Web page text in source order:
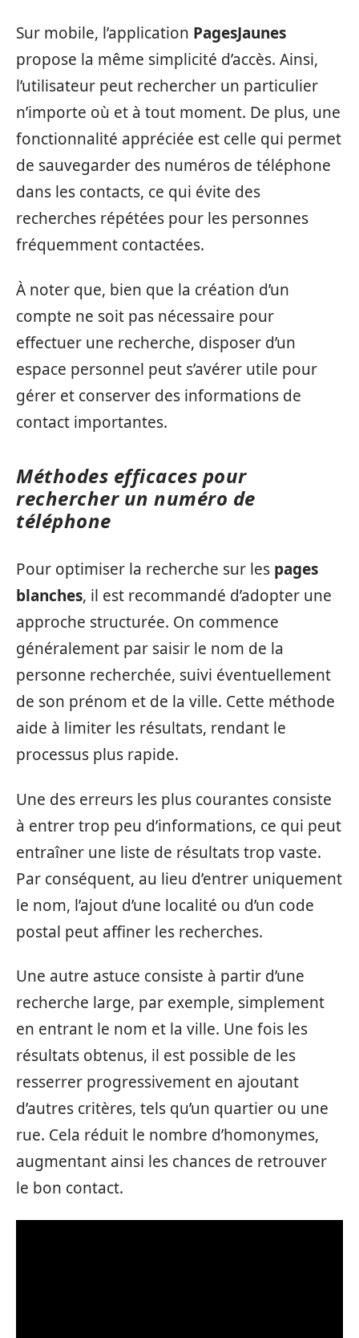
Sur mobile, l’application PagesJaunes
propose la même simplicité d’accès. Ainsi,
l’utilisateur peut rechercher un particulier
n’importe où et à tout moment. De plus, une
fonctionnalité appréciée est celle qui permet
de sauvegarder des numéros de téléphone
dans les contacts, ce qui évite des
recherches répétées pour les personnes
fréquemment contactées.
À noter que, bien que la création d’un
compte ne soit pas nécessaire pour
effectuer une recherche, disposer d’un
espace personnel peut s’avérer utile pour
gérer et conserver des informations de
contact importantes.
Méthodes efficaces pour
rechercher un numéro de
téléphone
Pour optimiser la recherche sur les pages
blanches, il est recommandé d’adopter une
approche structurée. On commence
généralement par saisir le nom de la
personne recherchée, suivi éventuellement
de son prénom et de la ville. Cette méthode
aide à limiter les résultats, rendant le
processus plus rapide.
Une des erreurs les plus courantes consiste
à entrer trop peu d’informations, ce qui peut
entraîner une liste de résultats trop vaste.
Par conséquent, au lieu d’entrer uniquement
le nom, l’ajout d’une localité ou d’un code
postal peut affiner les recherches.
Une autre astuce consiste à partir d’une
recherche large, par exemple, simplement
en entrant le nom et la ville. Une fois les
résultats obtenus, il est possible de les
resserrer progressivement en ajoutant
d’autres critères, tels qu’un quartier ou une
rue. Cela réduit le nombre d’homonymes,
augmentant ainsi les chances de retrouver
le bon contact.